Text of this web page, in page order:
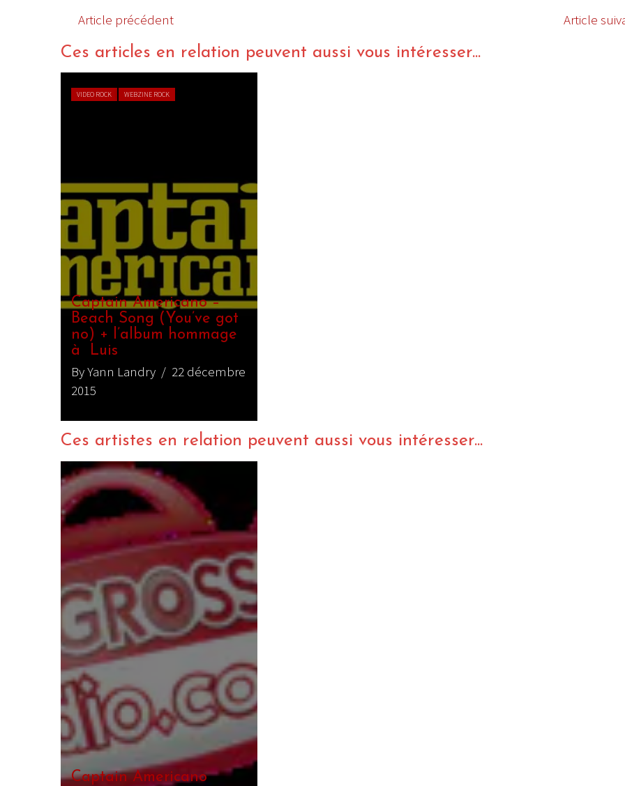
Article précédent Article
Ces articles en relation peuvent aussi vous intéresser...
VIDEO ROCK WEBZINE ROCK
Captain Americano –
Beach Song (You’ve got
no) + l’album hommage
à Luis
By Yann Landry / 22 décembre
2015
Ces artistes en relation peuvent aussi vous intéresser...
Captain Americano